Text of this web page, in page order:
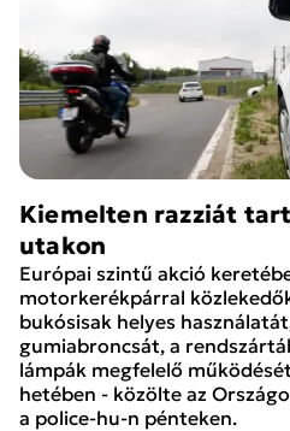
Kiemelten razziát
utakon
Európai szintű akció
motorkerékpárral
bukósisak helyes
gumiabroncsát, a
lámpák megfelelő
hetében - közölte az
a police-hu-n pénteken.